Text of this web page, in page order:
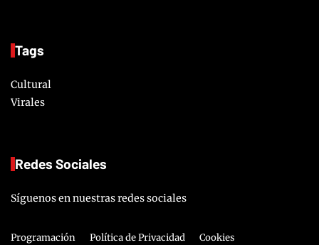
Tags
Cultural
Virales
Redes Sociales
Síguenos en nuestras redes sociales
Programación Política de Privacidad
Cookies